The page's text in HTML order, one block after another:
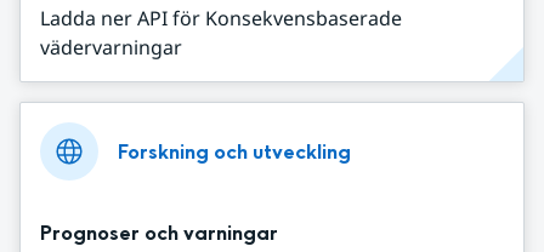
Ladda ner API för Konsekvensbaserade
vädervarningar
Forskning och utveckling
Prognoser och varningar